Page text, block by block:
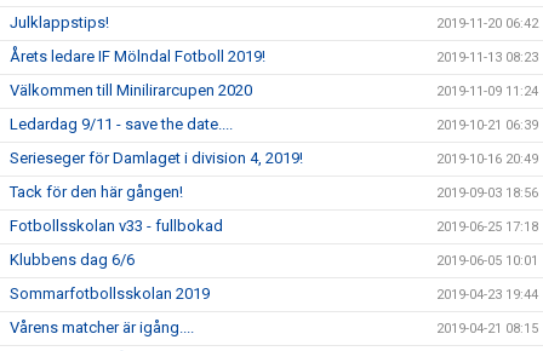
Julklappstips! 2019-11-20 06:42
Årets ledare IF Mölndal Fotboll 2019! 2019-11-13 08:23
Välkommen till Minilirarcupen 2020 2019-11-09 11:24
Ledardag 9/11 - save the date.... 2019-10-21 06:39
Serieseger för Damlaget i division 4, 2019! 2019-10-16 20:49
Tack för den här gången! 2019-09-03 18:56
Fotbollsskolan v33 - fullbokad 2019-06-25 17:18
Klubbens dag 6/6 2019-06-05 10:01
Sommarfotbollsskolan 2019 2019-04-23 19:44
Vårens matcher är igång.... 2019-04-21 08:15